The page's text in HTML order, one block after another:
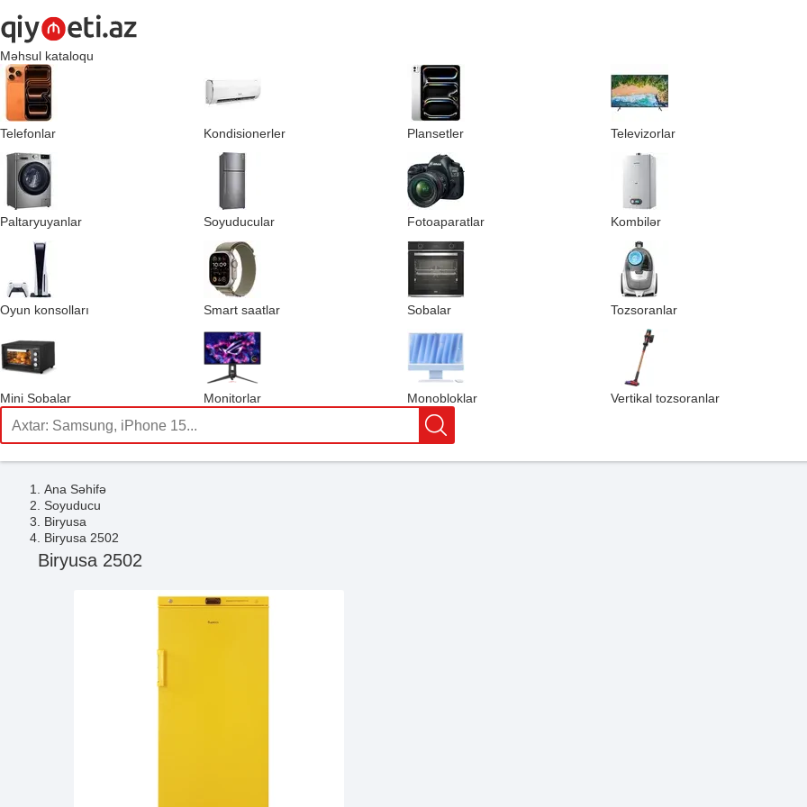
Məhsul kataloqu
Telefonlar Kondisionerler Plansetler Televizorlar
Paltaryuyanlar Soyuducular Fotoaparatlar Kombilər
Oyun konsolları Smart saatlar Sobalar Tozsoranlar
Mini Sobalar Monitorlar Monobloklar Vertikal tozsoranlar
Ana Səhifə
Soyuducu
Biryusa
Biryusa 2502
Biryusa 2502